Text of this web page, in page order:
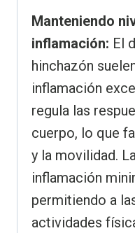
Manteniendo
inflamación: El
hinchazón
inflamación
regula las
cuerpo, lo que
y la movilidad.
inflamación
permitiendo a
actividades